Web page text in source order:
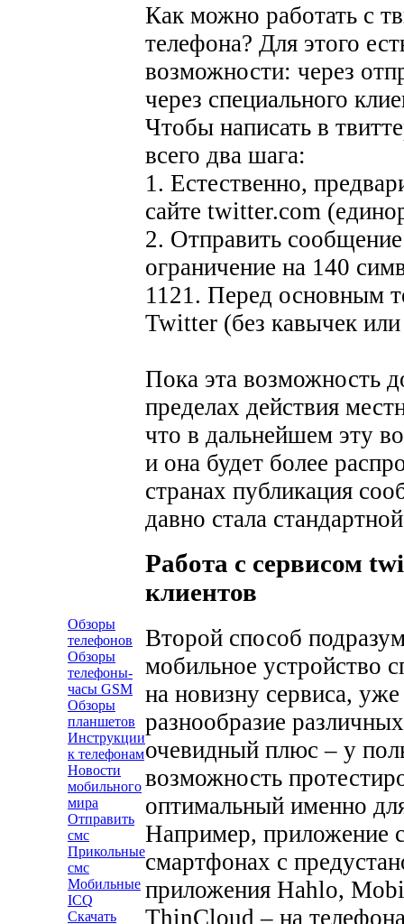
Обзоры
телефонов
Обзоры
телефоны-
часы GSM
Обзоры
планшетов
Инструкции
к телефонам
Новости
мобильного
мира
Отправить
смс
Прикольные
смс
Мобильные
ICQ
Скачать
Как можно работать с
телефона? Для этого
возможности: через
через специального
Чтобы написать в
всего два шага:
1. Естественно,
сайте twitter.com
2. Отправить
ограничение на 140
1121. Перед основным
Twitter (без кавычек
Пока эта возможность
пределах действия
что в дальнейшем эту
и она будет более
странах публикация
давно стала
Работа с сервисом
клиентов
Второй способ
мобильное устройство
на новизну сервиса,
разнообразие
очевидный плюс – у
возможность
оптимальный именно
Например, приложение
смартфонах с
приложения Hahlo,
ThinCloud – на